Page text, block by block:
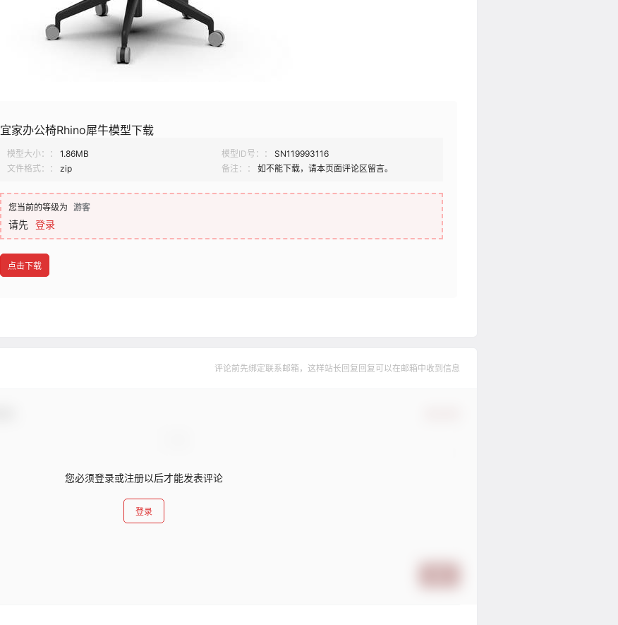
宜家办公椅Rhino犀牛模型下载
模型大小：： 1.86MB 模型ID号：：
SN119993116
文件格式：：
zip 备注：： 如不能下载，请本页面评论区留言。
您当前的等级为 游客
请先 登录
点击下载
评论前先绑定联系邮箱，这样站长回复回复可以在邮箱中收到信息
您必须登录或注册以后才能发表评论
登录